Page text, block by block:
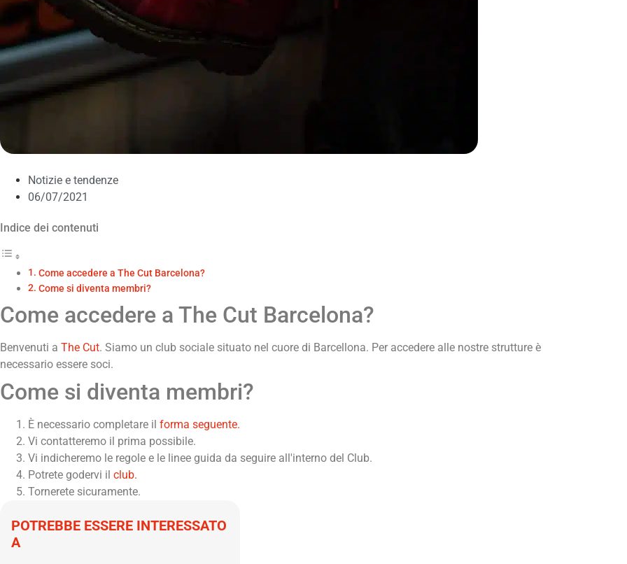
Notizie e tendenze
06/07/2021
Indice dei contenuti
Come accedere a The Cut Barcelona?
Come si diventa membri?
Come accedere a The Cut Barcelona?
Benvenuti a The Cut. Siamo un club sociale situato nel cuore di Barcellona. Per accedere alle nostre strutture è
necessario essere soci.
Come si diventa membri?
È necessario completare il forma seguente.
Vi contatteremo il prima possibile.
Vi indicheremo le regole e le linee guida da seguire all'interno del Club.
Potrete godervi il club.
Tornerete sicuramente.
POTREBBE ESSERE INTERESSATO
A